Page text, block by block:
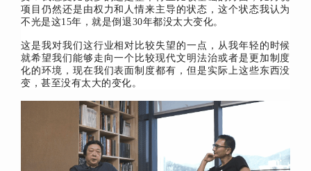
项目仍然还是由权力和人情来主导的状态，这个状态我认为
不光是这15年，就是倒退30年都没太大变化。
这是我对我们这行业相对比较失望的一点，从我年轻的时候
就希望我们能够走向一个比较现代文明法治或者是更加制度
化的环境，现在我们表面制度都有，但是实际上这些东西没
变，甚至没有太大的变化。